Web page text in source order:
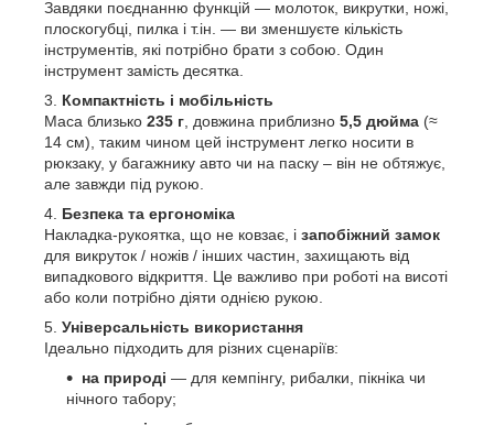
Завдяки поєднанню функцій — молоток, викрутки, ножі,
плоскогубці, пилка і т.ін. — ви зменшуєте кількість
інструментів, які потрібно брати з собою. Один
інструмент замість десятка.
Компактність і мобільність
Маса близько 235 г, довжина приблизно 5,5 дюйма (≈
14 см), таким чином цей інструмент легко носити в
рюкзаку, у багажнику авто чи на паску – він не обтяжує,
але завжди під рукою.
Безпека та ергономіка
Накладка-рукоятка, що не ковзає, і запобіжний замок
для викруток / ножів / інших частин, захищають від
випадкового відкриття. Це важливо при роботі на висоті
або коли потрібно діяти однією рукою.
Універсальність використання
Ідеально підходить для різних сценаріїв:
на природі — для кемпінгу, рибалки, пікніка чи
нічного табору;